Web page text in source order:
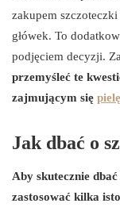
zakupem
główek. To
podjęciem decyzji.
przemyśleć te
zajmującym się
Jak dbać o
Aby skutecznie dbać
zastosować kilka